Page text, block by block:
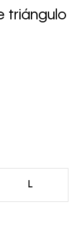
triángulo
L